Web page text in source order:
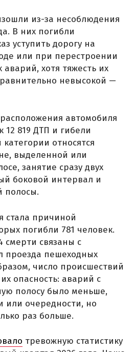
из-за несоблюдения
В них погибли
уступить дорогу на
или при перестроении
аварий, хотя тяжесть их
невысокой —
автомобиля
12 819 ДТП и гибели
относятся
выделенной или
занятие сразу двух
боковой интервал и
полосы.
стала причиной
погибли 781 человек.
смерти связаны с
проезда пешеходных
число происшествий
опасность: аварий с
полосу было меньше,
или очередности, но
раз больше.
тревожную статистику